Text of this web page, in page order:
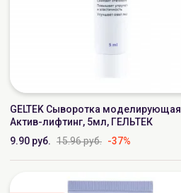
GELTEK Сыворотка моделирующая
Актив-лифтинг, 5мл, ГЕЛЬТЕК
9.90 руб. 15.96 руб. -37%